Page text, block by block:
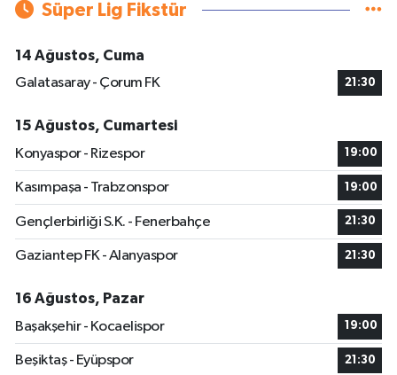
Süper Lig Fikstür
14 Ağustos, Cuma
Galatasaray - Çorum FK
21:30
15 Ağustos, Cumartesi
Konyaspor - Rizespor
19:00
Kasımpaşa - Trabzonspor 19:00
Gençlerbirliği S.K. - Fenerbahçe 21:30
Gaziantep FK - Alanyaspor 21:30
16 Ağustos, Pazar
Başakşehir - Kocaelispor
19:00
Beşiktaş - Eyüpspor 21:30